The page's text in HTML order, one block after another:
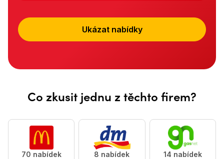
Ukázat nabídky
Co zkusit jednu z těchto firem?
70 nabídek 8 nabídek 14 nabídek